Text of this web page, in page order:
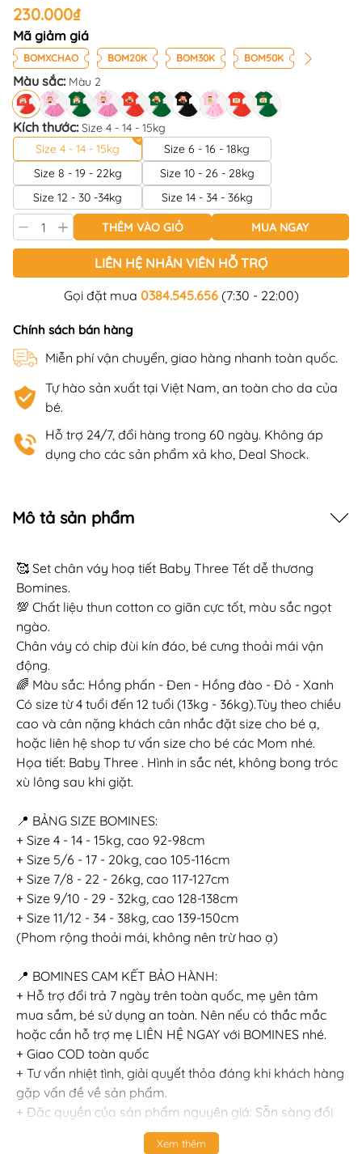
230.000₫
Mã giảm giá
BOMXCHAO BOM20K BOM30K BOM50K
Màu sắc: Màu 2
Kích thước:Size 4 - 14 - 15kg
Size 4 - 14 - 15kg
Size 6 - 16 - 18kg
Size 8 - 19 - 22kg
Size 10 - 26 - 28kg
Size 12 - 30 -34kg
Size 14 - 34 - 36kg
THÊM VÀO GIỎ MUA NGAY
LIÊN HỆ NHÂN VIÊN HỖ TRỢ
Gọi đặt mua 0384.545.656(7:30 - 22:00)
Chính sách bán hàng
Miễn phí vận chuyển, giao hàng nhanh toàn quốc.
Tự hào sản xuất tại Việt Nam, an toàn cho da của
bé.
Hỗ trợ 24/7, đổi hàng trong 60 ngày. Không áp
dụng cho các sản phẩm xả kho, Deal Shock.
Mô tả sản phẩm
🥰 Set chân váy hoạ tiết Baby Three Tết dễ thương
Bomines.
💯 Chất liệu thun cotton co giãn cực tốt, màu sắc ngọt
ngào.
Chân váy có chip đùi kín đáo, bé cưng thoải mái vận
động.
🌈 Màu sắc: Hồng phấn - Đen - Hồng đào - Đỏ - Xanh
Có size từ 4 tuổi đến 12 tuổi (13kg - 36kg).Tùy theo chiều
cao và cân nặng khách cân nhắc đặt size cho bé ạ,
hoặc liên hệ shop tư vấn size cho bé các Mom nhé.
Họa tiết: Baby Three . Hình in sắc nét, không bong tróc
xù lông sau khi giặt.
📍 BẢNG SIZE BOMINES:
+ Size 4 - 14 - 15kg, cao 92-98cm
+ Size 5/6 - 17 - 20kg, cao 105-116cm
+ Size 7/8 - 22 - 26kg, cao 117-127cm
+ Size 9/10 - 29 - 32kg, cao 128-138cm
+ Size 11/12 - 34 - 38kg, cao 139-150cm
(Phom rộng thoải mái, không nên trừ hao ạ)
📍 BOMINES CAM KẾT BẢO HÀNH:
+ Hỗ trợ đổi trả 7 ngày trên toàn quốc, mẹ yên tâm
mua sắm, bé sử dụng an toàn. Nên nếu có thắc mắc
hoặc cần hỗ trợ mẹ LIÊN HỆ NGAY với BOMINES nhé.
+ Giao COD toàn quốc
+ Tư vấn nhiệt tình, giải quyết thỏa đáng khi khách hàng
gặp vấn đề về sản phẩm.
+ Đặc quyền của sản phẩm nguyên giá: Sẵn sàng đổi
size, đổi luôn qua sản phẩm khác bằng giá hoặc cao
Xem thêm